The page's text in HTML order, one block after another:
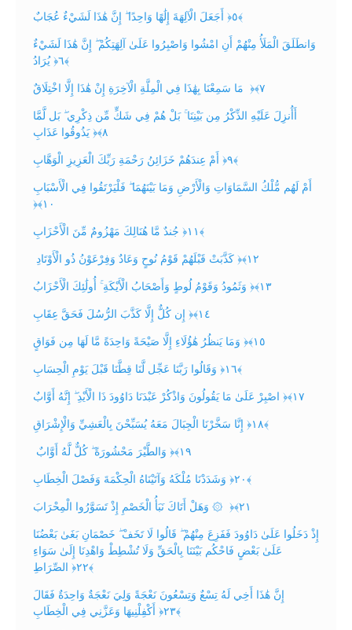
أَجَعَلَ الْآلِهَةَ إِلَٰهًا وَاحِدًا ۖ إِنَّ هَٰذَا لَشَيْءٌ عُجَابٌ ‎﴿٥﴾
‏ وَانطَلَقَ الْمَلَأُ مِنْهُمْ أَنِ امْشُوا وَاصْبِرُوا عَلَىٰ آلِهَتِكُمْ ۖ إِنَّ هَٰذَا لَشَيْءٌ
يُرَادُ ‎﴿٦﴾
‏ مَا سَمِعْنَا بِهَٰذَا فِي الْمِلَّةِ الْآخِرَةِ إِنْ هَٰذَا إِلَّا اخْتِلَاقٌ ‎﴿٧﴾‏
أَأُنزِلَ عَلَيْهِ الذِّكْرُ مِن بَيْنِنَا ۚ بَلْ هُمْ فِي شَكٍّ مِّن ذِكْرِي ۖ بَل لَّمَّا
يَذُوقُوا عَذَابِ ‎﴿٨﴾‏
أَمْ عِندَهُمْ خَزَائِنُ رَحْمَةِ رَبِّكَ الْعَزِيزِ الْوَهَّابِ ‎﴿٩﴾
‏ أَمْ لَهُم مُّلْكُ السَّمَاوَاتِ وَالْأَرْضِ وَمَا بَيْنَهُمَا ۖ فَلْيَرْتَقُوا فِي الْأَسْبَابِ
‎﴿١٠﴾‏
جُندٌ مَّا هُنَالِكَ مَهْزُومٌ مِّنَ الْأَحْزَابِ ‎﴿١١﴾
كَذَّبَتْ قَبْلَهُمْ قَوْمُ نُوحٍ وَعَادٌ وَفِرْعَوْنُ ذُو الْأَوْتَادِ ‎﴿١٢﴾‏
وَثَمُودُ وَقَوْمُ لُوطٍ وَأَصْحَابُ الْأَيْكَةِ ۚ أُولَٰئِكَ الْأَحْزَابُ ‎﴿١٣﴾‏
إِن كُلٌّ إِلَّا كَذَّبَ الرُّسُلَ فَحَقَّ عِقَابِ ‎﴿١٤﴾‏
وَمَا يَنظُرُ هَٰؤُلَاءِ إِلَّا صَيْحَةً وَاحِدَةً مَّا لَهَا مِن فَوَاقٍ ‎﴿١٥﴾‏
وَقَالُوا رَبَّنَا عَجِّل لَّنَا قِطَّنَا قَبْلَ يَوْمِ الْحِسَابِ ‎﴿١٦﴾
‏اصْبِرْ عَلَىٰ مَا يَقُولُونَ وَاذْكُرْ عَبْدَنَا دَاوُودَ ذَا الْأَيْدِ ۖ إِنَّهُ أَوَّابٌ ‎﴿١٧﴾‏
إِنَّا سَخَّرْنَا الْجِبَالَ مَعَهُ يُسَبِّحْنَ بِالْعَشِيِّ وَالْإِشْرَاقِ ‎﴿١٨﴾
وَالطَّيْرَ مَحْشُورَةً ۖ كُلٌّ لَّهُ أَوَّابٌ ‎﴿١٩﴾‏
وَشَدَدْنَا مُلْكَهُ وَآتَيْنَاهُ الْحِكْمَةَ وَفَصْلَ الْخِطَابِ ‎﴿٢٠﴾
‏ ۞ وَهَلْ أَتَاكَ نَبَأُ الْخَصْمِ إِذْ تَسَوَّرُوا الْمِحْرَابَ ‎﴿٢١﴾‏
إِذْ دَخَلُوا عَلَىٰ دَاوُودَ فَفَزِعَ مِنْهُمْ ۖ قَالُوا لَا تَخَفْ ۖ خَصْمَانِ بَغَىٰ بَعْضُنَا
عَلَىٰ بَعْضٍ فَاحْكُم بَيْنَنَا بِالْحَقِّ وَلَا تُشْطِطْ وَاهْدِنَا إِلَىٰ سَوَاءِ
الصِّرَاطِ ‎﴿٢٢﴾
‏ إِنَّ هَٰذَا أَخِي لَهُ تِسْعٌ وَتِسْعُونَ نَعْجَةً وَلِيَ نَعْجَةٌ وَاحِدَةٌ فَقَالَ
أَكْفِلْنِيهَا وَعَزَّنِي فِي الْخِطَابِ ‎﴿٢٣﴾